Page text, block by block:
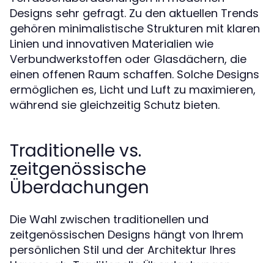
Designs sehr gefragt. Zu den aktuellen Trends
gehören minimalistische Strukturen mit klaren
Linien und innovativen Materialien wie
Verbundwerkstoffen oder Glasdächern, die
einen offenen Raum schaffen. Solche Designs
ermöglichen es, Licht und Luft zu maximieren,
während sie gleichzeitig Schutz bieten.
Traditionelle vs.
zeitgenössische
Überdachungen
Die Wahl zwischen traditionellen und
zeitgenössischen Designs hängt von Ihrem
persönlichen Stil und der Architektur Ihres